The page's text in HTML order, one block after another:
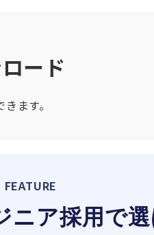
ード
ます。
FEATURE
ニア採用で